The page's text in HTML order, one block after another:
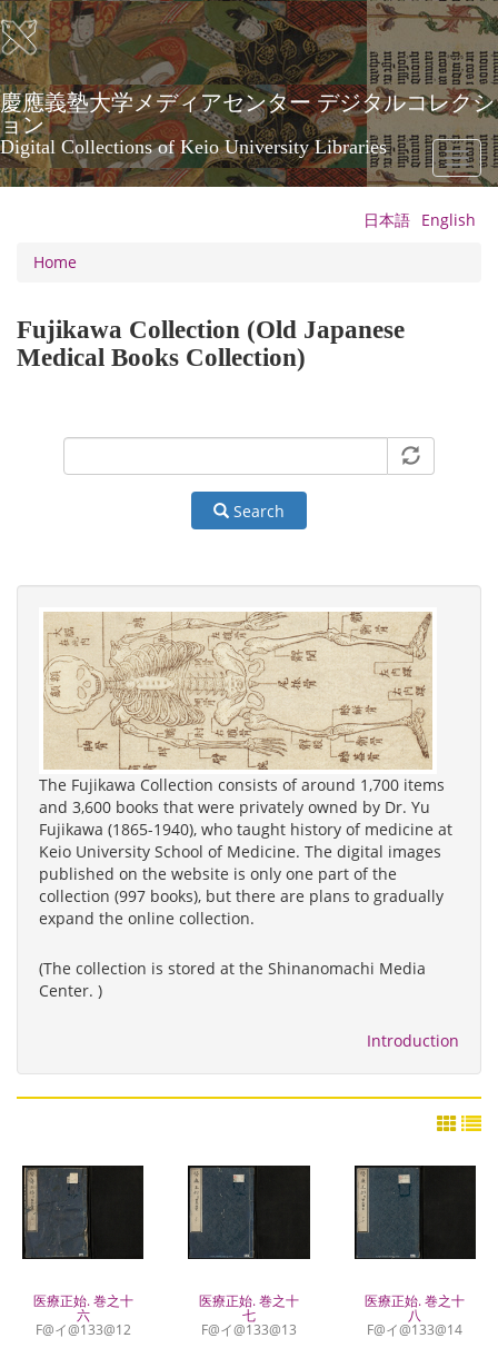
Skip
to
main
content
慶應義塾大学メディアセンター デジタルコレクシ
ョン
Digital Collections of Keio University Libraries
Toggle
日本語 English
Home
Fujikawa Collection (Old Japanese
Medical Books Collection)
Search
The Fujikawa Collection consists of around 1,700 items
and 3,600 books that were privately owned by Dr. Yu
Fujikawa (1865-1940), who taught history of medicine at
Keio University School of Medicine. The digital images
published on the website is only one part of the
collection (997 books), but there are plans to gradually
expand the online collection.
(The collection is stored at the Shinanomachi Media
Center. )
Introduction
医療正始. 巻之十
六
F@イ@133@12
医療正始. 巻之十
七
F@イ@133@13
医療正始. 巻之十
八
F@イ@133@14